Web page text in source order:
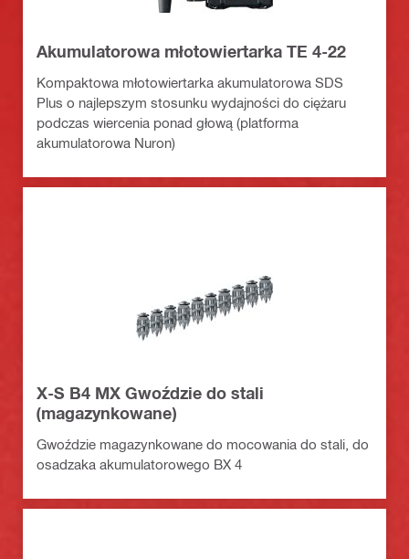
Akumulatorowa młotowiertarka TE 4-22
Kompaktowa młotowiertarka akumulatorowa SDS
Plus o najlepszym stosunku wydajności do ciężaru
podczas wiercenia ponad głową (platforma
akumulatorowa Nuron)
X-S B4 MX Gwoździe do stali
(magazynkowane)
Gwoździe magazynkowane do mocowania do stali, do
osadzaka akumulatorowego BX 4